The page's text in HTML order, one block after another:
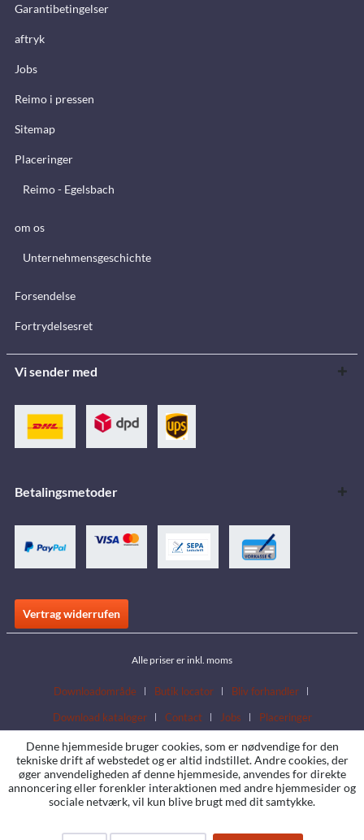
Garantibetingelser
aftryk
Jobs
Reimo i pressen
Sitemap
Placeringer
Reimo - Egelsbach
om os
Unternehmensgeschichte
Forsendelse
Fortrydelsesret
Vi sender med
Betalingsmetoder
Vertrag widerrufen
Alle priser er inkl. moms
Downloadområde Butik locator
Bliv forhandler
Download kataloger
Contact Jobs Placeringer
Denne hjemmeside bruger cookies, som er nødvendige for den
tekniske drift af webstedet og er altid indstillet. Andre cookies, der
øger anvendeligheden af denne hjemmeside, anvendes for direkte
annoncering eller forenkler interaktionen med andre hjemmesider og
sociale netværk, vil kun blive brugt med dit samtykke.